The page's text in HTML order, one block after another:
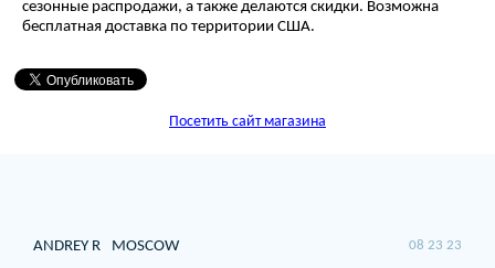
сезонные распродажи, а также делаются скидки. Возможна
бесплатная доставка по территории США.
Посетить сайт магазина
ANDREY R MOSCOW 08 23 23